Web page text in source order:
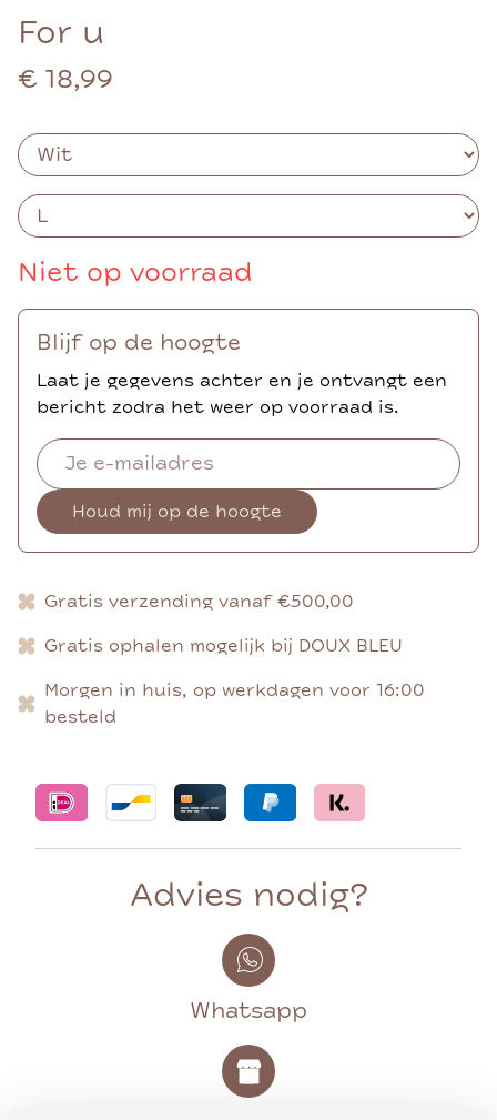
For u
€ 18,99
Niet op voorraad
Blijf op de hoogte
Laat je gegevens achter en je ontvangt een
bericht zodra het weer op voorraad is.
Houd mij op de hoogte
Gratis verzending vanaf €500,00
Gratis ophalen mogelijk bij DOUX BLEU
Morgen in huis, op werkdagen voor 16:00
besteld
Advies nodig?
Whatsapp